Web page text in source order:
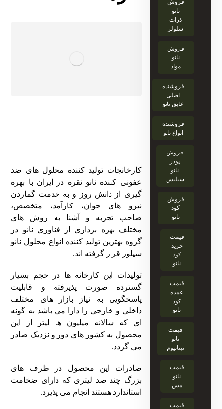
کارخانجات تولید کننده محلول های ضد
عفونی کننده نانو نقره در ایران با بهره
گیری از دانش روز و به خدمت گماردن
نیرو های جوان، کارآمد، متخصص،
صاحب تجربه و آشنا به روش های
مختلف بهره برداری از فناوری نانو در
گروه بهترین تولید کننده انواع محلول نانو
سیلور قرار گرفته اند.
تولیدات این کارخانه ها در حجم بسیار
گسترده صورت پذیرفته و قابلیت
پاسخگویی به نیاز بازار های مختلف
داخلی و خارجی را دارا می باشد به گونه
ای که سالانه میلیون ها لیتر از این
محصول به کشور های دور و نزدیک صادر
می گردد.
صادرات
این محصول در ظرف های
بزرگ چند صد لیتری که دارای ضخامت
استاندارد هستند انجام می پذیرد.
فروش
نانو
ذرات
سلولز
فروش
نانو
مواد
فروشنده
اصلی
عایق نانو
فروشنده
انواع نانو
فروش
پودر
نانو
سیلیس
فروش
کود
نانو
قیمت
خرید
کود
نانو
قیمت
عمده
کود
نانو
قیمت
نانو
تیتانیوم
قیمت
نانو
مس
قیمت